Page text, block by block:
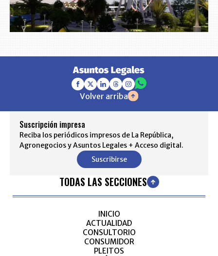
Volver arriba
Suscripción impresa
Reciba los periódicos impresos de La República,
Agronegocios y Asuntos Legales + Acceso digital.
Suscribirse
TODAS LAS SECCIONES
INICIO
ACTUALIDAD
CONSULTORIO
CONSUMIDOR
PLEITOS